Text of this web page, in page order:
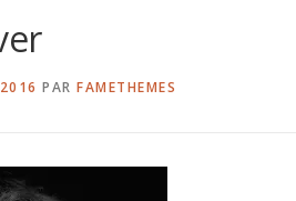
PAR FAMETHEMES